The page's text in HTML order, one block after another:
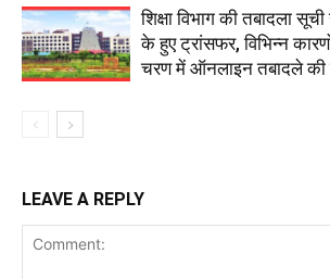
शिक्षा विभाग की तबादला
के हुए ट्रांसफर, विभिन्न
चरण में ऑनलाइन तबादले की
LEAVE A REPLY